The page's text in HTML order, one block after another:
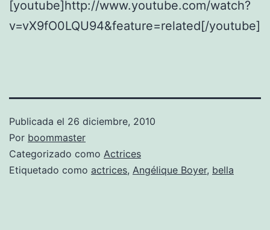
[youtube]http://www.youtube.com/watch?
v=vX9fO0LQU94&feature=related[/youtube]
Publicada el 26 diciembre, 2010
Por boommaster
Categorizado como Actrices
Etiquetado como actrices, Angélique Boyer, bella